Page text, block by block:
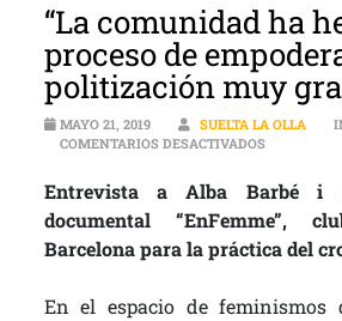
“La comunidad ha
proceso de
politización muy
MAYO 21, 2019 SUELTA LA OLLA
COMENTARIOS DESACTIVADOSEN “LA
Entrevista a Alba Barbé i
documental “EnFemme”,
Barcelona para la práctica del
En el espacio de feminismos